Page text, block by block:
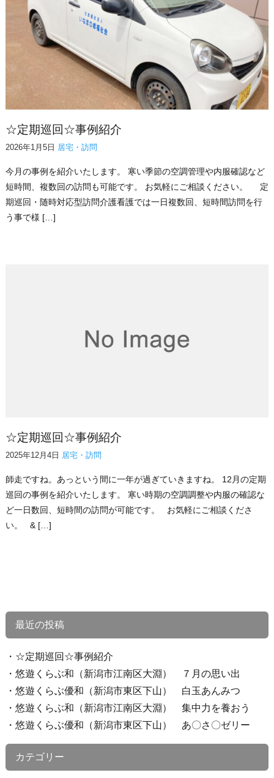
☆定期巡回☆事例紹介
2026年1月5日 居宅・訪問
今月の事例を紹介いたします。 寒い季節の空調管理や内服確認など
短時間、複数回の訪問も可能です。 お気軽にご相談ください。 定
期巡回・随時対応型訪問介護看護では一日複数回、短時間訪問を行
う事で様 […]
☆定期巡回☆事例紹介
2025年12月4日 居宅・訪問
師走ですね。あっという間に一年が過ぎていきますね。 12月の定期
巡回の事例を紹介いたします。 寒い時期の空調調整や内服の確認な
ど一日数回、短時間の訪問が可能です。 お気軽にご相談くださ
い。 & […]
最近の投稿
☆定期巡回☆事例紹介
悠遊くらぶ和（新潟市江南区大淵） ７月の思い出
悠遊くらぶ優和（新潟市東区下山） 白玉あんみつ
悠遊くらぶ和（新潟市江南区大淵） 集中力を養おう
悠遊くらぶ優和（新潟市東区下山） あ〇さ〇ゼリー
カテゴリー